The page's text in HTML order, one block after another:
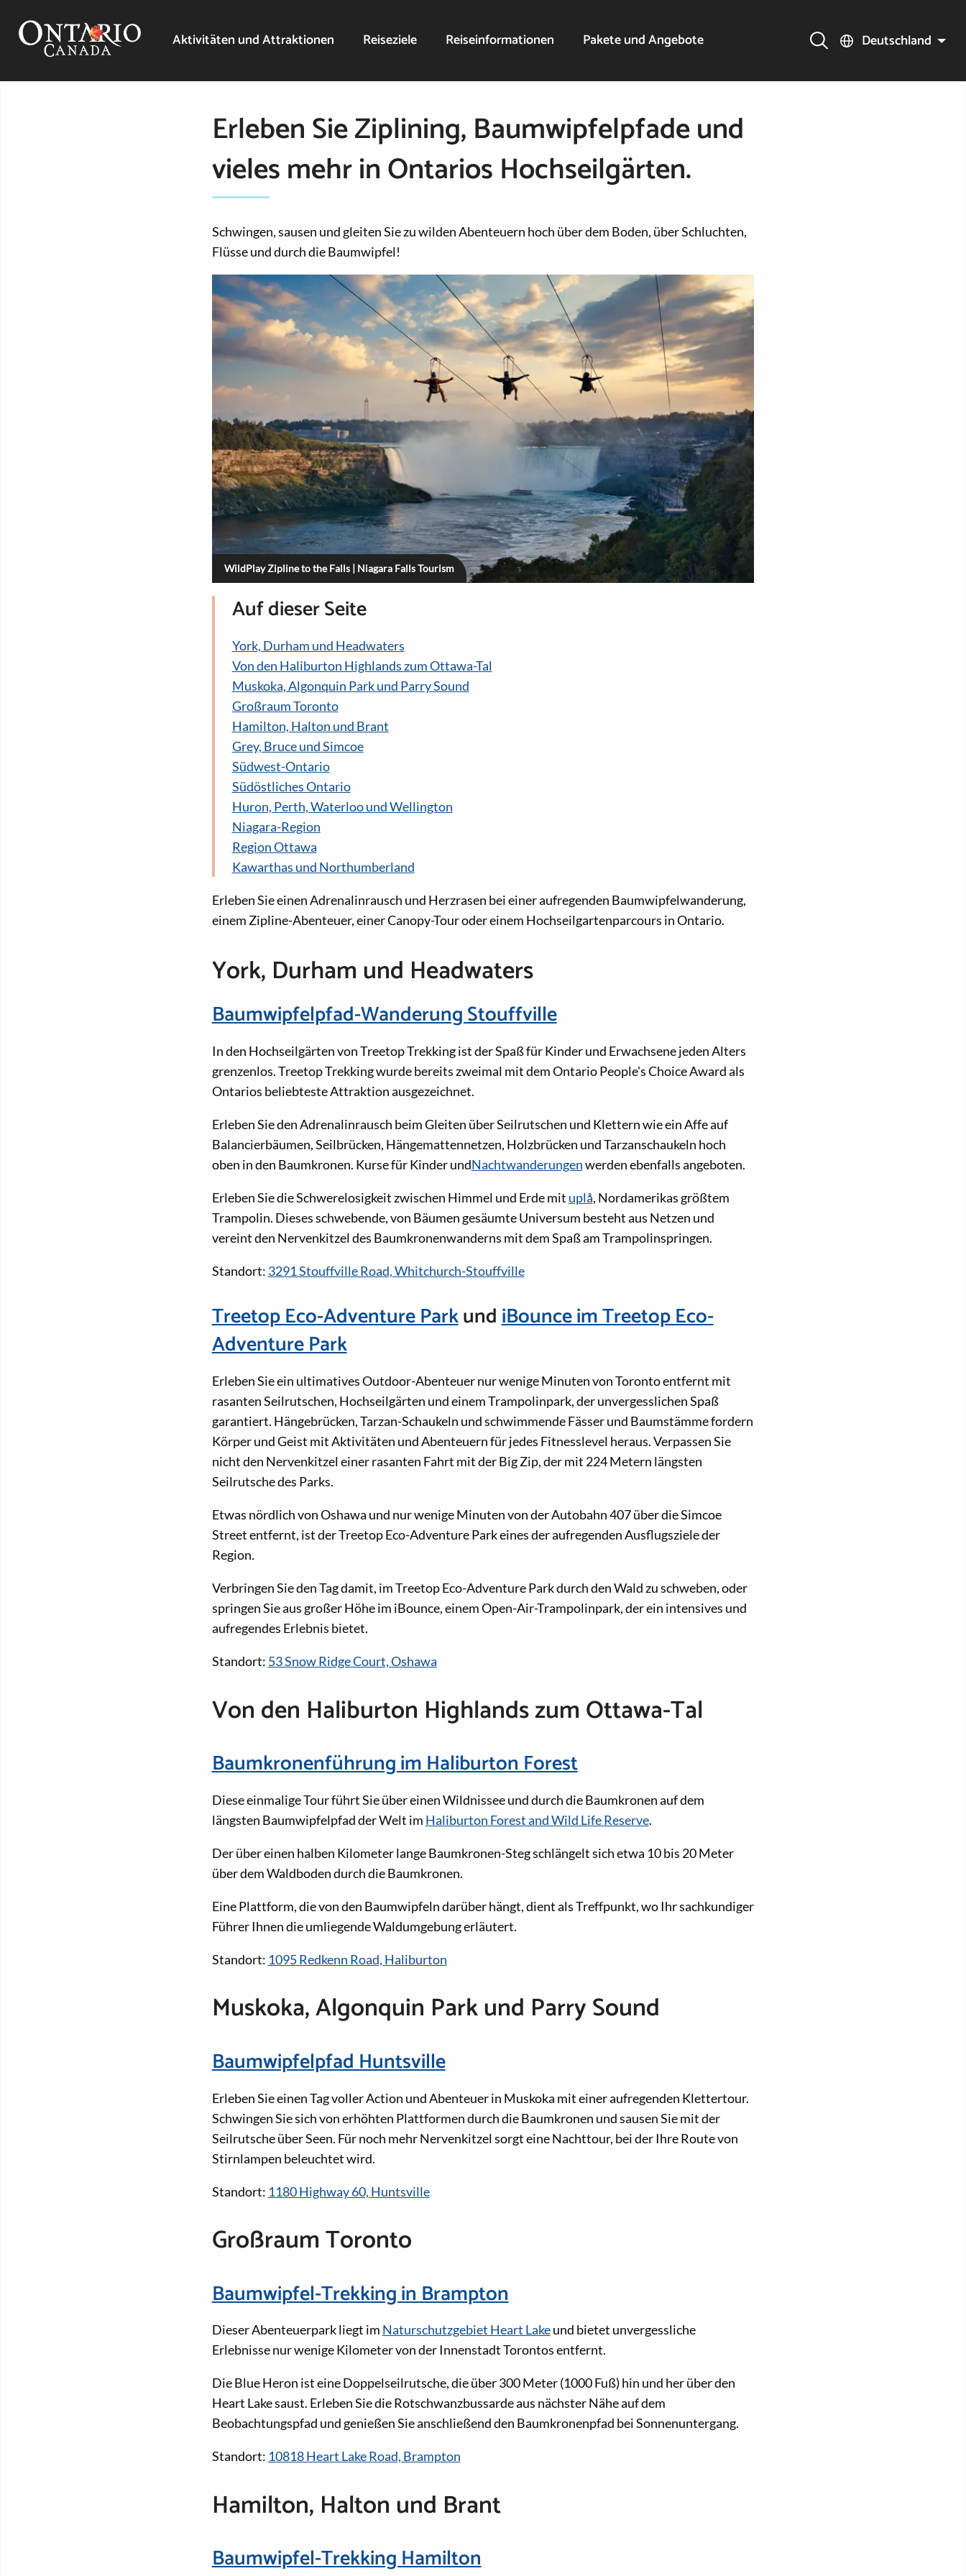
Aktivitäten und Attraktionen Reiseziele Reiseinformationen Pakete und Angebote Deutschland
Erleben Sie Ziplining, Baumwipfelpfade und
vieles mehr in Ontarios Hochseilgärten.
Schwingen, sausen und gleiten Sie zu wilden Abenteuern hoch über dem Boden, über Schluchten,
Flüsse und durch die Baumwipfel!
WildPlay Zipline to the Falls | Niagara Falls Tourism
Auf dieser Seite
York, Durham und Headwaters
Von den Haliburton Highlands zum Ottawa-Tal
Muskoka, Algonquin Park und Parry Sound
Großraum Toronto
Hamilton, Halton und Brant
Grey, Bruce und Simcoe
Südwest-Ontario
Südöstliches Ontario
Huron, Perth, Waterloo und Wellington
Niagara-Region
Region Ottawa
Kawarthas und Northumberland
Erleben Sie einen Adrenalinrausch und Herzrasen bei einer aufregenden Baumwipfelwanderung,
einem Zipline-Abenteuer, einer Canopy-Tour oder einem Hochseilgartenparcours in Ontario.
York, Durham und Headwaters
Baumwipfelpfad-Wanderung Stouffville
In den Hochseilgärten von Treetop Trekking ist der Spaß für Kinder und Erwachsene jeden Alters
grenzenlos. Treetop Trekking wurde bereits zweimal mit dem Ontario People's Choice Award als
Ontarios beliebteste Attraktion ausgezeichnet.
Erleben Sie den Adrenalinrausch beim Gleiten über Seilrutschen und Klettern wie ein Affe auf
Balancierbäumen, Seilbrücken, Hängemattennetzen, Holzbrücken und Tarzanschaukeln hoch
oben in den Baumkronen. Kurse für Kinder undNachtwanderungenwerden ebenfalls angeboten.
Erleben Sie die Schwerelosigkeit zwischen Himmel und Erde mit uplå, Nordamerikas größtem
Trampolin. Dieses schwebende, von Bäumen gesäumte Universum besteht aus Netzen und
vereint den Nervenkitzel des Baumkronenwanderns mit dem Spaß am Trampolinspringen.
Standort: 3291 Stouffville Road, Whitchurch-Stouffville
Treetop Eco-Adventure ParkundiBounce im Treetop Eco-
Adventure Park
Erleben Sie ein ultimatives Outdoor-Abenteuer nur wenige Minuten von Toronto entfernt mit
rasanten Seilrutschen, Hochseilgärten und einem Trampolinpark, der unvergesslichen Spaß
garantiert. Hängebrücken, Tarzan-Schaukeln und schwimmende Fässer und Baumstämme fordern
Körper und Geist mit Aktivitäten und Abenteuern für jedes Fitnesslevel heraus. Verpassen Sie
nicht den Nervenkitzel einer rasanten Fahrt mit der Big Zip, der mit 224 Metern längsten
Seilrutsche des Parks.
Etwas nördlich von Oshawa und nur wenige Minuten von der Autobahn 407 über die Simcoe
Street entfernt, ist der Treetop Eco-Adventure Park eines der aufregenden Ausflugsziele der
Region.
Verbringen Sie den Tag damit, im Treetop Eco-Adventure Park durch den Wald zu schweben, oder
springen Sie aus großer Höhe im iBounce, einem Open-Air-Trampolinpark, der ein intensives und
aufregendes Erlebnis bietet.
Standort: 53 Snow Ridge Court, Oshawa
Von den Haliburton Highlands zum Ottawa-Tal
Baumkronenführung im Haliburton Forest
Diese einmalige Tour führt Sie über einen Wildnissee und durch die Baumkronen auf dem
längsten Baumwipfelpfad der Welt im Haliburton Forest and Wild Life Reserve.
Der über einen halben Kilometer lange Baumkronen-Steg schlängelt sich etwa 10 bis 20 Meter
über dem Waldboden durch die Baumkronen.
Eine Plattform, die von den Baumwipfeln darüber hängt, dient als Treffpunkt, wo Ihr sachkundiger
Führer Ihnen die umliegende Waldumgebung erläutert.
Standort: 1095 Redkenn Road, Haliburton
Muskoka, Algonquin Park und Parry Sound
Baumwipfelpfad Huntsville
Erleben Sie einen Tag voller Action und Abenteuer in Muskoka mit einer aufregenden Klettertour.
Schwingen Sie sich von erhöhten Plattformen durch die Baumkronen und sausen Sie mit der
Seilrutsche über Seen. Für noch mehr Nervenkitzel sorgt eine Nachttour, bei der Ihre Route von
Stirnlampen beleuchtet wird.
Standort: 1180 Highway 60, Huntsville
Großraum Toronto
Baumwipfel-Trekking in Brampton
Dieser Abenteuerpark liegt im Naturschutzgebiet Heart Lakeund bietet unvergessliche
Erlebnisse nur wenige Kilometer von der Innenstadt Torontos entfernt.
Die Blue Heron ist eine Doppelseilrutsche, die über 300 Meter (1000 Fuß) hin und her über den
Heart Lake saust. Erleben Sie die Rotschwanzbussarde aus nächster Nähe auf dem
Beobachtungspfad und genießen Sie anschließend den Baumkronenpfad bei Sonnenuntergang.
Standort: 10818 Heart Lake Road, Brampton
Hamilton, Halton und Brant
Baumwipfel-Trekking Hamilton